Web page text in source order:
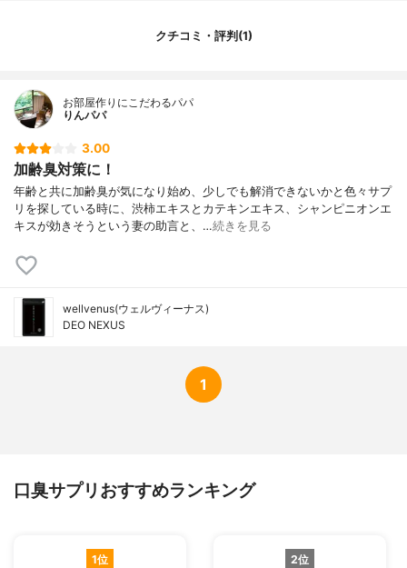
クチコミ・評判(1)
お部屋作りにこだわるパパ
りんパパ
3.00
加齢臭対策に！
年齢と共に加齢臭が気になり始め、少しでも解消できないかと色々サプ
リを探している時に、渋柿エキスとカテキンエキス、シャンピニオンエ
キスが効きそうという妻の助言と、…続きを見る
wellvenus(ウェルヴィーナス)
DEO NEXUS
1
口臭サプリおすすめランキング
1位 2位